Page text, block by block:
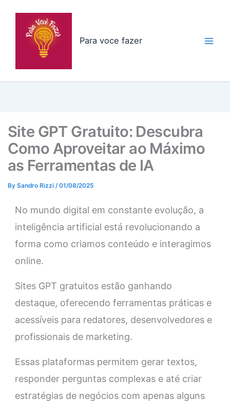
Para voce fazer
Site GPT Gratuito: Descubra
Como Aproveitar ao Máximo
as Ferramentas de IA
By Sandro Rizzi /01/08/2025
No mundo digital em constante evolução, a
inteligência artificial está revolucionando a
forma como criamos conteúdo e interagimos
online.
Sites GPT gratuitos estão ganhando
destaque, oferecendo ferramentas práticas e
acessíveis para redatores, desenvolvedores e
profissionais de marketing.
Essas plataformas permitem gerar textos,
responder perguntas complexas e até criar
estratégias de negócios com apenas alguns